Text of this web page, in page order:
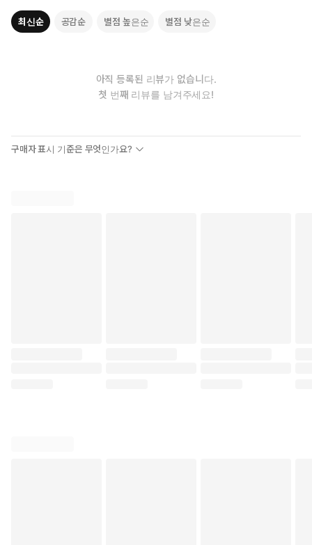
최신순 공감순 별점 높은순 별점 낮은순
아직 등록된 리뷰가 없습니다.
첫 번째 리뷰를 남겨주세요!
구매자 표시 기준은 무엇인가요?